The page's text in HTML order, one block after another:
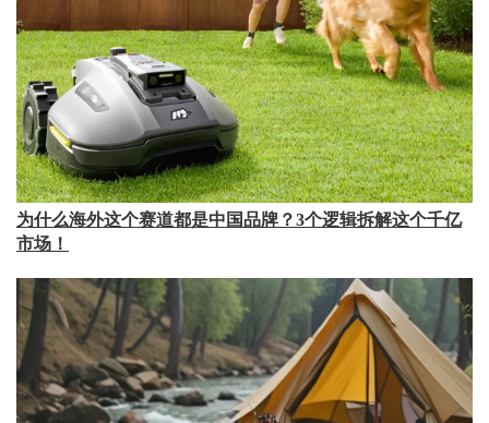
为什么海外这个赛道都是中国品牌？3个逻辑拆解这个千亿
市场！